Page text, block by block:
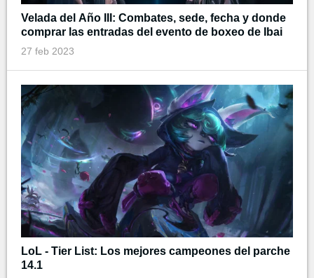
Velada del Año III: Combates, sede, fecha y donde
comprar las entradas del evento de boxeo de Ibai
27 feb 2023
LoL - Tier List: Los mejores campeones del parche
14.1